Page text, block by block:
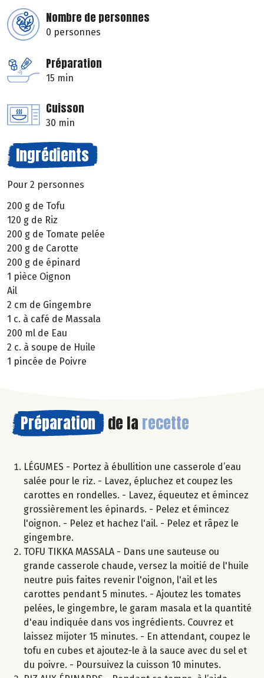
Nombre de personnes
0 personnes
Préparation
15 min
Cuisson
30 min
Ingrédients
Pour 2 personnes
200 g de Tofu
120 g de Riz
200 g de Tomate pelée
200 g de Carotte
200 g de épinard
1 pièce Oignon
Ail
2 cm de Gingembre
1 c. à café de Massala
200 ml de Eau
2 c. à soupe de Huile
1 pincée de Poivre
Préparation de la recette
LÉGUMES - Portez à ébullition une casserole d’eau
salée pour le riz. - Lavez, épluchez et coupez les
carottes en rondelles. - Lavez, équeutez et émincez
grossièrement les épinards. - Pelez et émincez
l'oignon. - Pelez et hachez l'ail. - Pelez et râpez le
gingembre.
TOFU TIKKA MASSALA - Dans une sauteuse ou
grande casserole chaude, versez la moitié de l'huile
neutre puis faites revenir l'oignon, l'ail et les
carottes pendant 5 minutes. - Ajoutez les tomates
pelées, le gingembre, le garam masala et la quantité
d'eau indiquée dans vos ingrédients. Couvrez et
laissez mijoter 15 minutes. - En attendant, coupez le
tofu en cubes et ajoutez-le à la sauce avec du sel et
du poivre. - Poursuivez la cuisson 10 minutes.